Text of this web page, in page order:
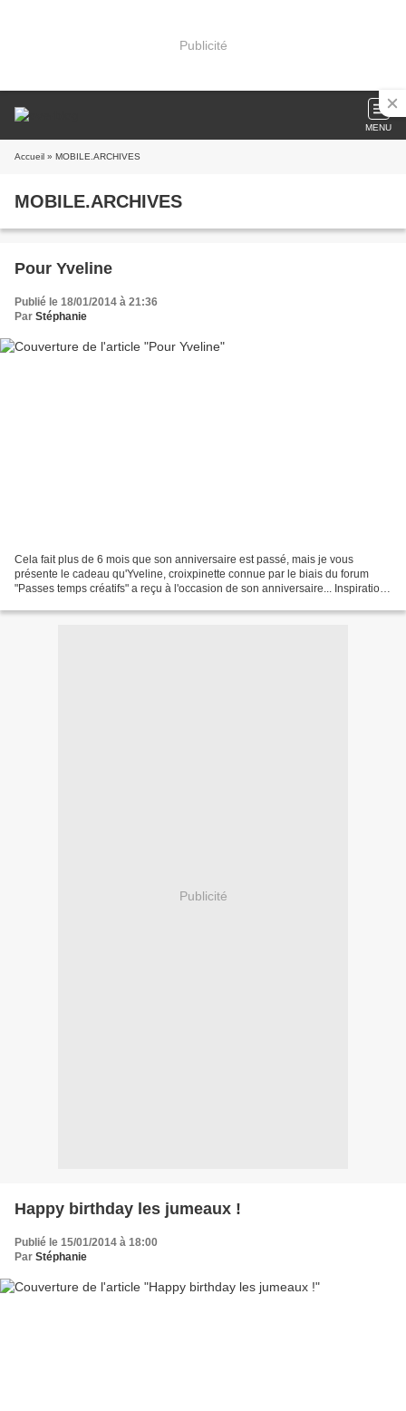
Publicité
MENU
Accueil » MOBILE.ARCHIVES
MOBILE.ARCHIVES
Pour Yveline
Publié le 18/01/2014 à 21:36
Par Stéphanie
Cela fait plus de 6 mois que son anniversaire est passé, mais je vous
présente le cadeau qu'Yveline, croixpinette connue par le biais du forum
"Passes temps créatifs" a reçu à l'occasion de son anniversaire... Inspiration
Publicité
Happy birthday les jumeaux !
Publié le 15/01/2014 à 18:00
Par Stéphanie